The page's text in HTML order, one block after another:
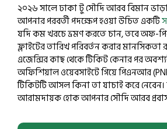
২০২৬ সালে ঢাকা টু সৌদি আরব বিমান
আপনার পরবর্তী পদক্ষেপ হওয়া উচিত একটি
যদি কম খরচে ভ্রমণ করতে চান, তবে অফ-
ফ্লাইটের তারিখ পরিবর্তন করার
এজেন্সির কাছ থেকে টিকিট কেনার পর
অফিশিয়াল ওয়েবসাইটে গিয়ে পিএনআর
টিকিটটি আসল কিনা তা যাচাই করে নেবেন।
আরামদায়ক হোক আপনার সৌদি আরব প্রবাস